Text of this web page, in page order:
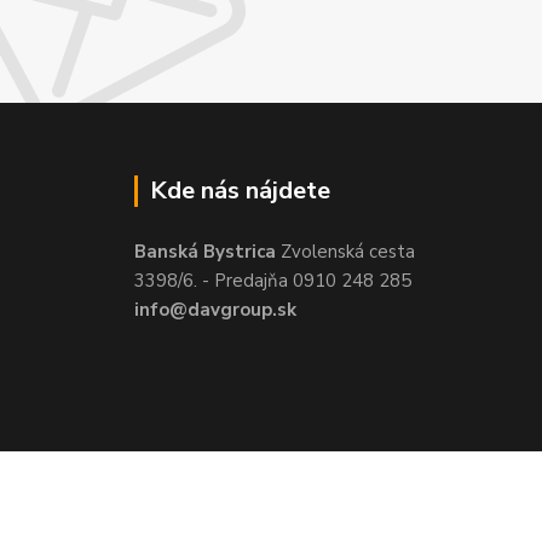
Kde nás nájdete
Banská Bystrica Zvolenská cesta
3398/6. - Predajňa 0910 248 285
info@davgroup.sk